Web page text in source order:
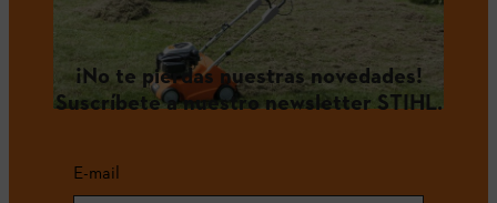
¡No te pierdas nuestras novedades!
Suscríbete a nuestro newsletter STIHL.
E-mail